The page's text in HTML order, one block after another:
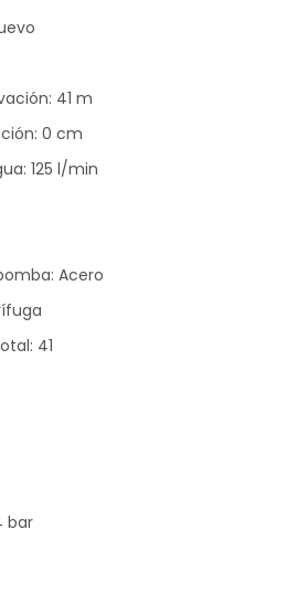
41 m
0 cm
125 l/min
Acero
41
bar